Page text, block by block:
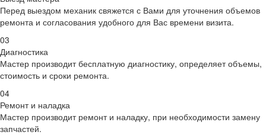
Перед выездом механик свяжется с Вами для уточнения объемов
ремонта и согласования удобного для Вас времени визита.
03
Диагностика
Мастер производит бесплатную диагностику, определяет объемы,
стоимость и сроки ремонта.
04
Ремонт и наладка
Мастер производит ремонт и наладку, при необходимости замену
запчастей.